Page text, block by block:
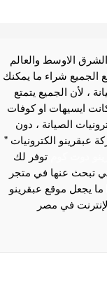
الاوسط والعالم
الجميع شراء ما يمكنك
، لأن الجميع يتمتع
ايسيهات او كوفات
الصيانة ، دون
عبقرينو الكترونيات ”
توفر لك
تبحث عنها في متجر
ما يجعل موقع عبقرينو